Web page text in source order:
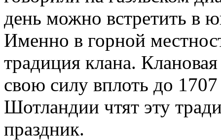
день можно встретить в
Именно в горной
традиция клана.
свою силу вплоть до
Шотландии чтят эту
праздник.